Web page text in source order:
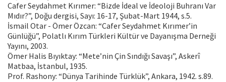
Cafer Seydahmet Kırımer: “Bizde İdeal ve İdeoloji Buhranı Var
Mıdır?”, Doğu dergisi, Sayı: 16-17, Şubat-Mart 1944, s.5.
İsmail Otar - Ömer Özcan: “Cafer Seydahmet Kırımer’in
Günlüğü”, Polatlı Kırım Türkleri Kültür ve Dayanışma Derneği
Yayını, 2003.
Ömer Halis Bıyıktay: “Mete’nin Çin Sındığı Savaşı”, Askerî
Matbaa, İstanbul, 1935.
Prof. Rashony: “Dünya Tarihinde Türklük”, Ankara, 1942. s.89.